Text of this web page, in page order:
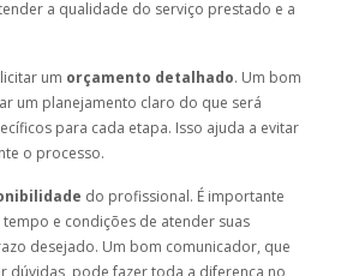
a qualidade do serviço prestado e a
um orçamento detalhado. Um bom
um planejamento claro do que será
para cada etapa. Isso ajuda a evitar
o processo.
do profissional. É importante
e condições de atender suas
desejado. Um bom comunicador, que